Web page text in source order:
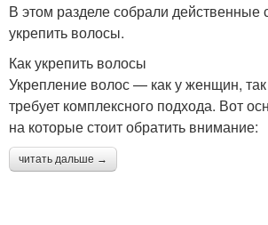
В этом разделе собрали действенные
укрепить волосы.
Как укрепить волосы
Укрепление волос — как у женщин,
требует комплексного подхода. Вот
на которые стоит обратить внимание:
читать дальше →